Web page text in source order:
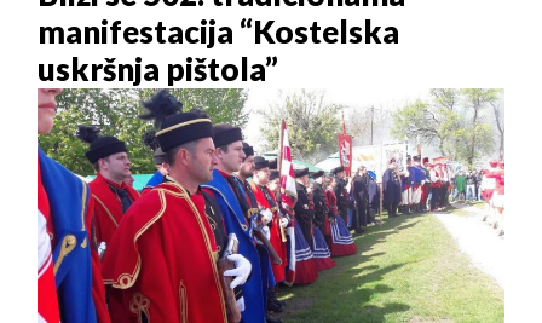
manifestacija “Kostelska
uskršnja pištola”